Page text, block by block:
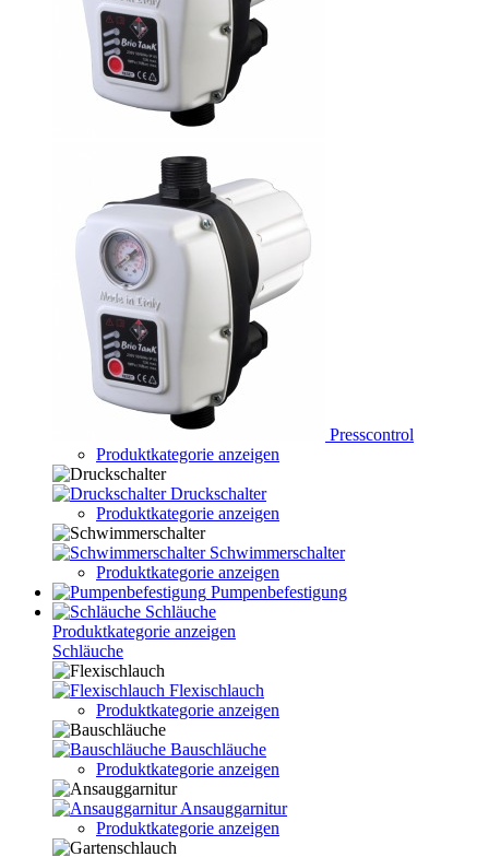
Presscontrol
Produktkategorie anzeigen
Druckschalter
Produktkategorie anzeigen
Schwimmerschalter
Produktkategorie anzeigen
Pumpenbefestigung
Schläuche
Produktkategorie anzeigen
Schläuche
Flexischlauch
Produktkategorie anzeigen
Bauschläuche
Produktkategorie anzeigen
Ansauggarnitur
Produktkategorie anzeigen